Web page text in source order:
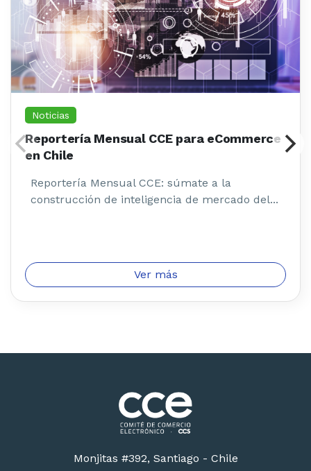
Noticias
Reportería Mensual CCE para eCommerce
en Chile
Reportería Mensual CCE: súmate a la
construcción de inteligencia de mercado del...
Ver más
Monjitas #392, Santiago - Chile